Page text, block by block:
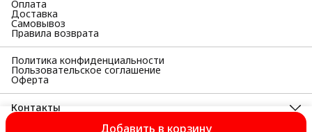
Добавить в корзину
Оплата
Доставка
Самовывоз
Правила возврата
Политика конфиденциальности
Пользовательское соглашение
Оферта
Контакты